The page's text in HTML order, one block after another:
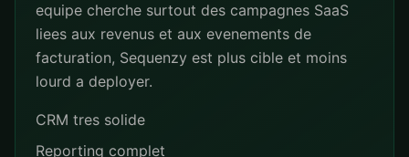
equipe cherche surtout des campagnes SaaS
liees aux revenus et aux evenements de
facturation, Sequenzy est plus cible et moins
lourd a deployer.
CRM tres solide
Reporting complet